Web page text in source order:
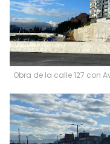
Obra de la calle 127 con